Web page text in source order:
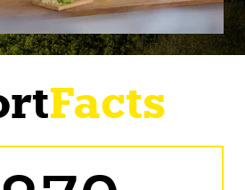
Facts